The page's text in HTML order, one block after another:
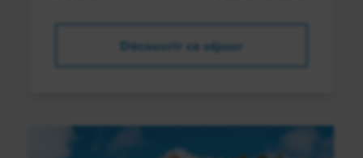
Découvrir ce séjour